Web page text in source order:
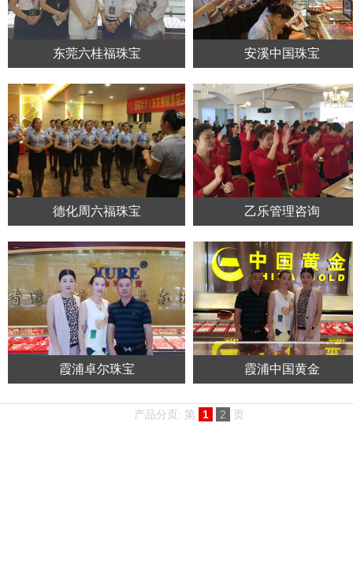
东莞六桂福珠宝 安溪中国珠宝
德化周六福珠宝 乙乐管理咨询
霞浦卓尔珠宝 霞浦中国黄金
产品分页: 第 1 2 页